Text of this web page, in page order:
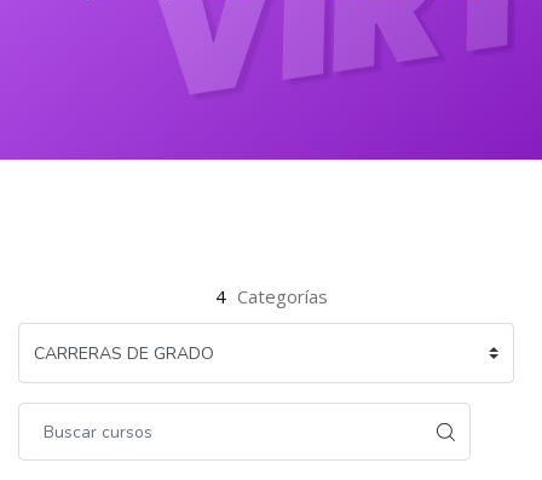
4 Categorías